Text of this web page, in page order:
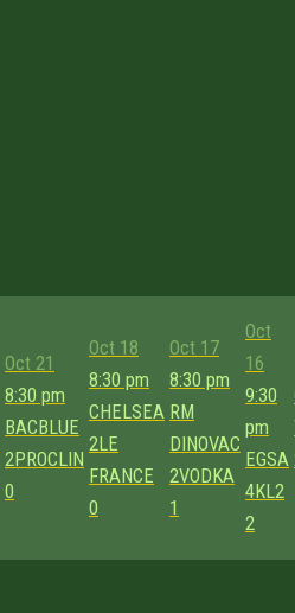
Oct 21
8:30 pm
BACBLUE
2PROCLIN
0
Oct 18
8:30 pm
CHELSEA
2LE
FRANCE
0
Oct 17
8:30 pm
RM
DINOVAC
2VODKA
1
Oct
16
9:30
pm
EGSA
4KL2
2